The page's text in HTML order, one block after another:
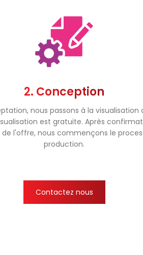
2. Conception
nous passons à la visualisation
est gratuite. Après
l'offre, nous commençons le
production.
Contactez nous